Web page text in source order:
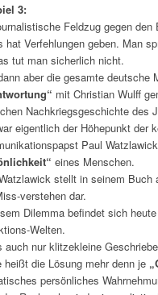
3:
Feldzug gegen
hat Verfehlungen geben. Man
tut man sicherlich nicht.
aber die gesamte deutsche
mit Christian Wulff
Nachkriegsgeschichte des
eigentlich der Höhepunkt der
Paul
eines Menschen.
stellt in seinem
verstehen dar.
Dilemma befindet sich
Welten.
auch nur klitzekleine
heißt die Lösung mehr denn je
persönliches